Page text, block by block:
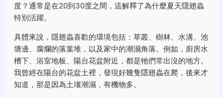
度？通常是在20到30度之間，這解釋了為什麼夏天隱翅蟲
特別活躍。
具體來說，隱翅蟲喜歡的環境包括：草叢、樹林、水溝、池
塘邊、腐爛的落葉堆，以及家中的潮濕角落。例如，廚房水
槽下、浴室地板、陽台花盆附近，都是牠們常出沒的地方。
我曾經在陽台的花盆土裡，發現好幾隻隱翅蟲在爬，後來才
知道，那是因為土壤潮濕，有機物多。